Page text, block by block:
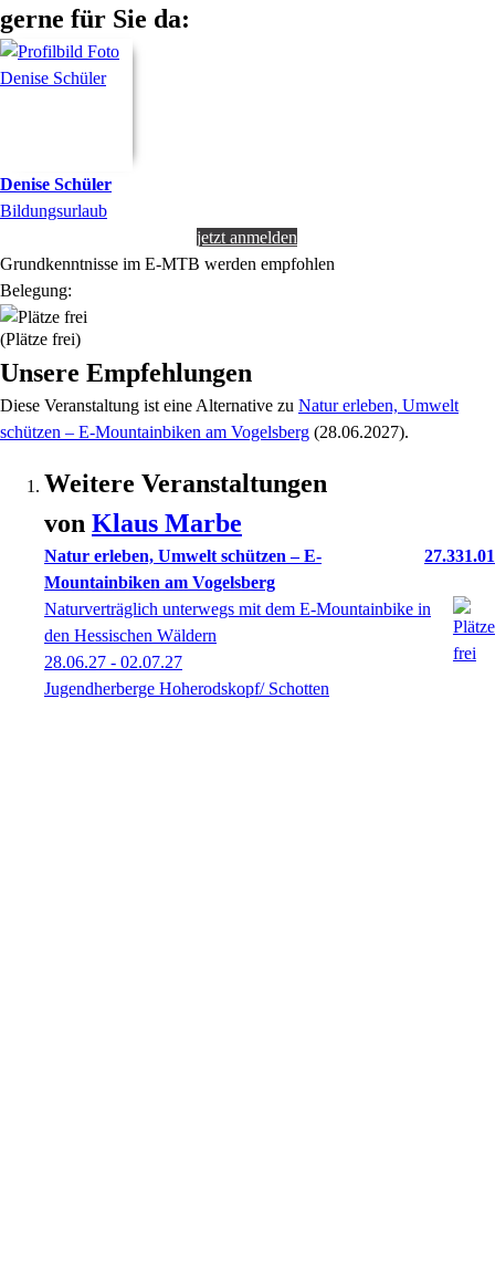
gerne für Sie da:
Denise Schüler
Bildungsurlaub
jetzt anmelden
Grundkenntnisse im E-MTB werden empfohlen
Belegung:
(Plätze frei)
Unsere Empfehlungen
Diese Veranstaltung ist eine Alternative zu Natur erleben, Umwelt
schützen – E-Mountainbiken am Vogelsberg (28.06.2027).
Weitere Veranstaltungen
von Klaus Marbe
Natur erleben, Umwelt schützen – E-
Mountainbiken am Vogelsberg
27.331.01
Naturverträglich unterwegs mit dem E-Mountainbike in
den Hessischen Wäldern
28.06.27 - 02.07.27
Jugendherberge Hoherodskopf/ Schotten